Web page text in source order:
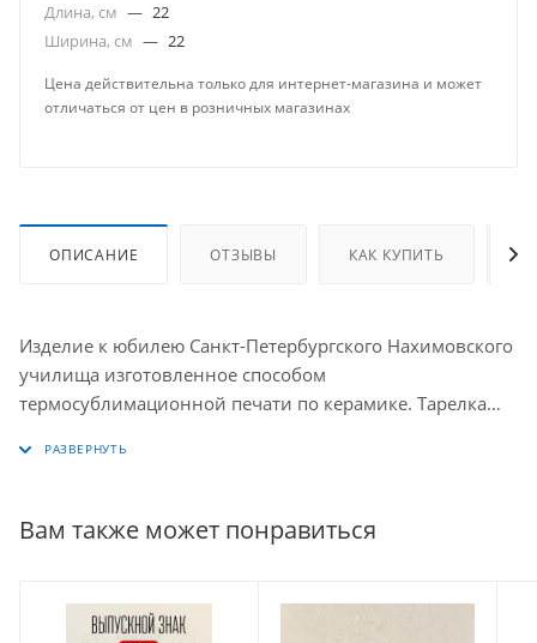
Длина, см — 22
Ширина, см — 22
Цена действительна только для интернет-магазина и может
отличаться от цен в розничных магазинах
ОПИСАНИЕ ОТЗЫВЫ КАК КУПИТЬ
Изделие к юбилею Санкт-Петербургского Нахимовского
училища изготовленное способом
термосублимационной печати по керамике. Тарелка
подставкой.
Вам также может понравиться